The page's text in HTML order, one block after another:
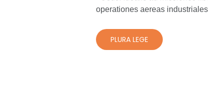
operationes aereas
PLURA LEGE